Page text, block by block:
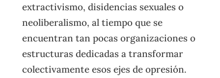
extractivismo, disidencias sexuales o
neoliberalismo, al tiempo que se
encuentran tan pocas organizaciones o
estructuras dedicadas a transformar
colectivamente esos ejes de opresión.